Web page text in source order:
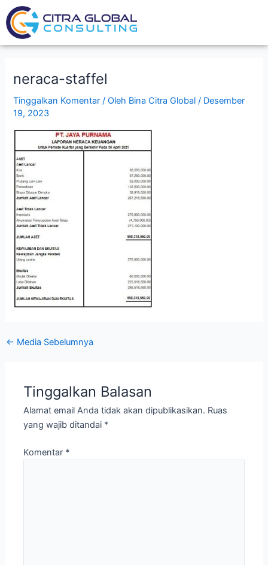
Lewati
ke
konten
neraca-staffel
Tinggalkan Komentar / Oleh Bina Citra Global/ Desember
19, 2023
Post
navigation
← Media Sebelumnya
Tinggalkan Balasan
Alamat email Anda tidak akan dipublikasikan. Ruas
yang wajib ditandai *
Komentar *